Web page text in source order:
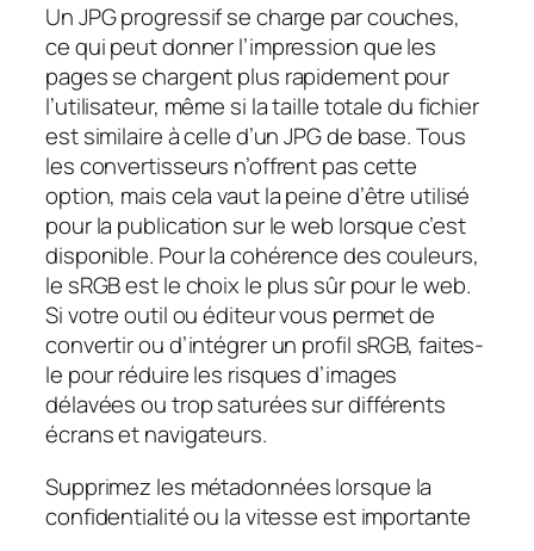
Un JPG progressif se charge par couches,
ce qui peut donner l’impression que les
pages se chargent plus rapidement pour
l’utilisateur, même si la taille totale du fichier
est similaire à celle d’un JPG de base. Tous
les convertisseurs n’offrent pas cette
option, mais cela vaut la peine d’être utilisé
pour la publication sur le web lorsque c’est
disponible. Pour la cohérence des couleurs,
le sRGB est le choix le plus sûr pour le web.
Si votre outil ou éditeur vous permet de
convertir ou d’intégrer un profil sRGB, faites-
le pour réduire les risques d’images
délavées ou trop saturées sur différents
écrans et navigateurs.
Supprimez les métadonnées lorsque la
confidentialité ou la vitesse est importante